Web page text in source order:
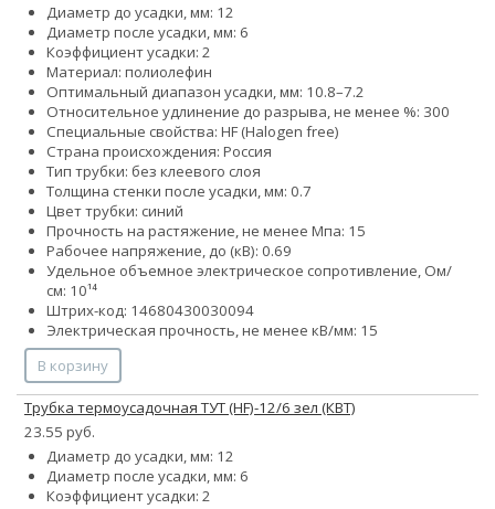
Диаметр до усадки, мм: 12
Диаметр после усадки, мм: 6
Коэффициент усадки: 2
Материал: полиолефин
Оптимальный диапазон усадки, мм: 10.8–7.2
Относительное удлинение до разрыва, не менее %: 300
Специальные свойства: HF (Halogen free)
Страна происхождения: Россия
Тип трубки: без клеевого слоя
Толщина стенки после усадки, мм: 0.7
Цвет трубки: синий
Прочность на растяжение, не менее Мпа: 15
Рабочее напряжение, до (кВ): 0.69
Удельное объемное электрическое сопротивление, Ом/
см: 10¹⁴
Штрих-код: 14680430030094
Электрическая прочность, не менее кВ/мм: 15
В корзину
Трубка термоусадочная ТУТ (HF)-12/6 зел (КВТ)
23.55 руб.
Диаметр до усадки, мм: 12
Диаметр после усадки, мм: 6
Коэффициент усадки: 2